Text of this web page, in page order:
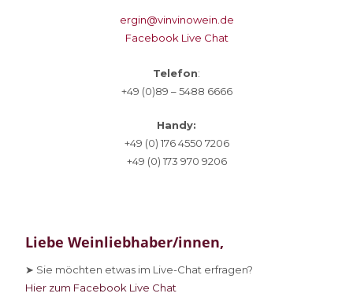
ergin@vinvinowein.de
Facebook Live Chat
Telefon:
+49 (0)89 – 5488 6666
Handy:
+49 (0) 176 4550 7206
+49 (0) 173 970 9206
Liebe Weinliebhaber/innen,
➤ Sie möchten etwas im Live-Chat erfragen?
Hier zum Facebook Live Chat